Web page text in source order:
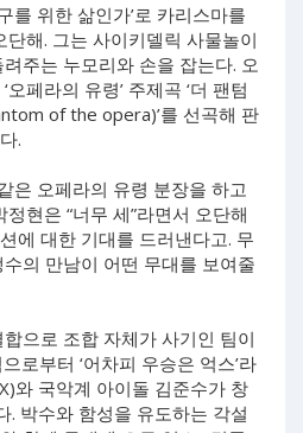
를 위한 삶인가’로 카리스마를
해. 그는 사이키델릭 사물놀이
주는 누모리와 손을 잡는다. 오
페라의 유령’ 주제곡 ‘더 팬텀
of the opera)’를 선곡해 판
.
은 오페라의 유령 분장을 하고
현은 “너무 세”라면서 오단해
에 대한 기대를 드러낸다고. 무
의 만남이 어떤 무대를 보여줄
으로 조합 자체가 사기인 팀이
로부터 ‘어차피 우승은 억스’라
와 국악계 아이돌 김준수가 창
. 박수와 함성을 유도하는 각설